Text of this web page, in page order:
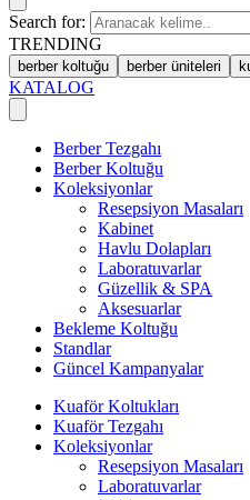
Search for:
TRENDING
berber koltuğu berber üniteleri
KATALOG
Berber Tezgahı
Berber Koltuğu
Koleksiyonlar
Resepsiyon Masaları
Kabinet
Havlu Dolapları
Laboratuvarlar
Güzellik & SPA
Aksesuarlar
Bekleme Koltuğu
Standlar
Güncel Kampanyalar
Kuaför Koltukları
Kuaför Tezgahı
Koleksiyonlar
Resepsiyon Masaları
Laboratuvarlar